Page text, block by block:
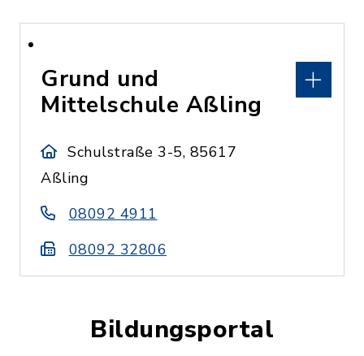
Grund und
Mittelschule Aßling
Schulstraße 3-5, 85617
Aßling
08092 4911
08092 32806
Bildungsportal